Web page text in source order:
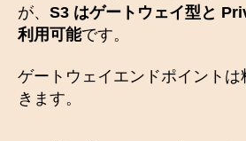
が、 S3 はゲートウェイ型と
利用可能です。
ゲートウェイエンドポイント
きます。